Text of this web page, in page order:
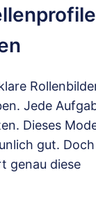
Jede
Dieses
gut. Doch
genau diese